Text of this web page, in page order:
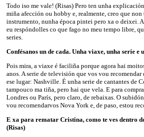
Todo iso me vale! (Risas) Pero ten unha
miña afección ou hobby e, realmente, creo que
instrumento, nunha época pintei pero xa o deixei.
eu respóndolles co que fago no meu tempo libre,
series.
Confésanos un de cada. Unha viaxe, unha serie
Pois mira, a viaxe é faciliña porque agora hai
anos. A serie de televisión que vos vou
ese lugar: Nashville. É unha serie de cantantes de
tampouco ma tiña, pero hai que vela. E para
Londres ou París, pero claro, de rebaixas. O
vou recomendarvos Nova York e, de paso, estou
E xa para rematar Cristina, como te ves dentro
(Risas)